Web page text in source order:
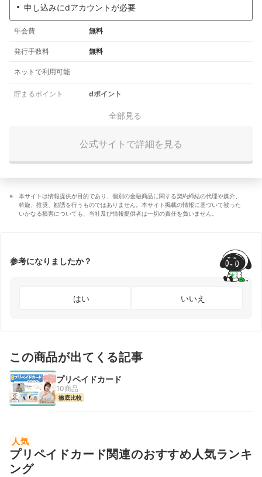
申し込みにdアカウントが必要
年会費 無料
発行手数料 無料
ネットで利用可能
貯まるポイント dポイント
全部見る
公式サイトで詳細を見る
本サイトは情報提供が目的であり、個別の金融商品に関する契約締結の代理や媒介、
斡旋、推奨、勧誘を行うものではありません。本サイト掲載の情報に基づいて被った
いかなる損害についても、当社及び情報提供者は一切の責任を負いません。
参考になりましたか？
はい いいえ
この商品が出てくる記事
プリペイドカード
10商品
徹底比較
人気
プリペイドカード関連のおすすめ人気ランキ
ング